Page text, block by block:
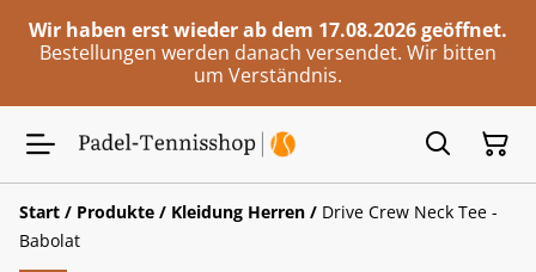
Wir haben erst wieder ab dem 17.08.2026 geöffnet.
Bestellungen werden danach versendet. Wir bitten
um Verständnis.
Start / Produkte / Kleidung Herren / Drive Crew Neck Tee -
Babolat